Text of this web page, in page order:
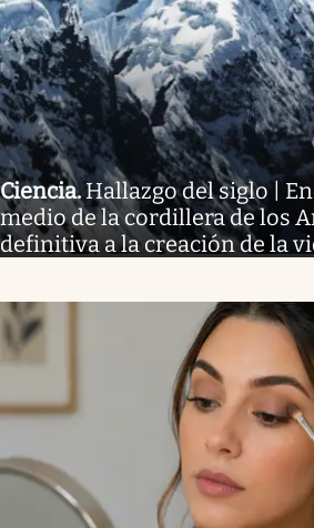
Ciencia.Hallazgo del siglo |
medio de la cordillera de los
definitiva a la creación de la